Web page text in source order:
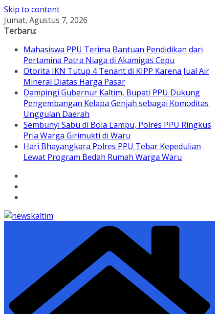
Skip to content
Jumat, Agustus 7, 2026
Terbaru:
Mahasiswa PPU Terima Bantuan Pendidikan dari
Pertamina Patra Niaga di Akamigas Cepu
Otorita IKN Tutup 4 Tenant di KIPP Karena Jual Air
Mineral Diatas Harga Pasar
Dampingi Gubernur Kaltim, Bupati PPU Dukung
Pengembangan Kelapa Genjah sebagai Komoditas
Unggulan Daerah
Sembunyi Sabu di Bola Lampu, Polres PPU Ringkus
Pria Warga Girimukti di Waru
Hari Bhayangkara Polres PPU Tebar Kepedulian
Lewat Program Bedah Rumah Warga Waru